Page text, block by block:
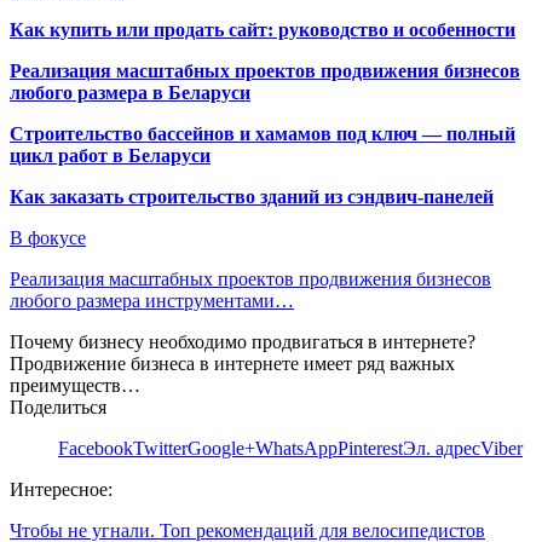
Как купить или продать сайт: руководство и особенности
Реализация масштабных проектов продвижения бизнесов
любого размера в Беларуси
Строительство бассейнов и хамамов под ключ — полный
цикл работ в Беларуси
Как заказать строительство зданий из сэндвич-панелей
В фокусе
Реализация масштабных проектов продвижения бизнесов
любого размера инструментами…
Почему бизнесу необходимо продвигаться в интернете?
Продвижение бизнеса в интернете имеет ряд важных
преимуществ…
Поделиться
FacebookTwitterGoogle+WhatsAppPinterestЭл. адресViber
Интересное:
Чтобы не угнали. Топ рекомендаций для велосипедистов